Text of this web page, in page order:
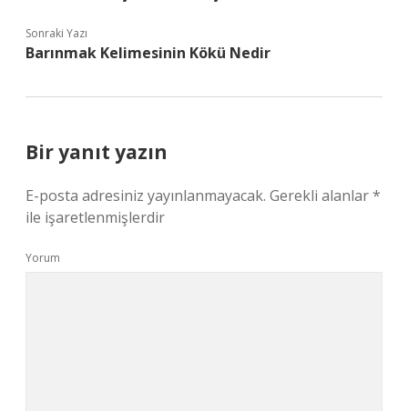
Sonraki Yazı
Barınmak Kelimesinin Kökü Nedir
Bir yanıt yazın
E-posta adresiniz yayınlanmayacak. Gerekli alanlar*
ile işaretlenmişlerdir
Yorum